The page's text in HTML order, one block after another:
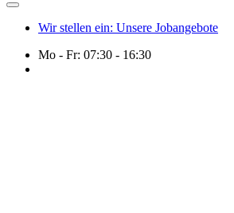
Wir stellen ein: Unsere Jobangebote
Mo - Fr: 07:30 - 16:30